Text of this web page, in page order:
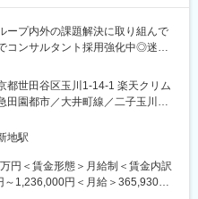
ープ内外の課題解決に取り組んで
コンサルタント採用強化中◎迷っ
上の事業と外部企業に対し、戦略
で一気通貫のサービスを提供して
立ち上げメンバーとして、事業
築、テクノロジー実装といったコ
だける方を対象に、キャリア採用
都世田谷区玉川1-14-1 楽天クリム
田園都市／大井町線／二子玉川駅
更の範囲：会社の定める事業所
地駅
円＜賃金形態＞月給制＜賃金内訳
～1,236,000円＜月給＞365,930円